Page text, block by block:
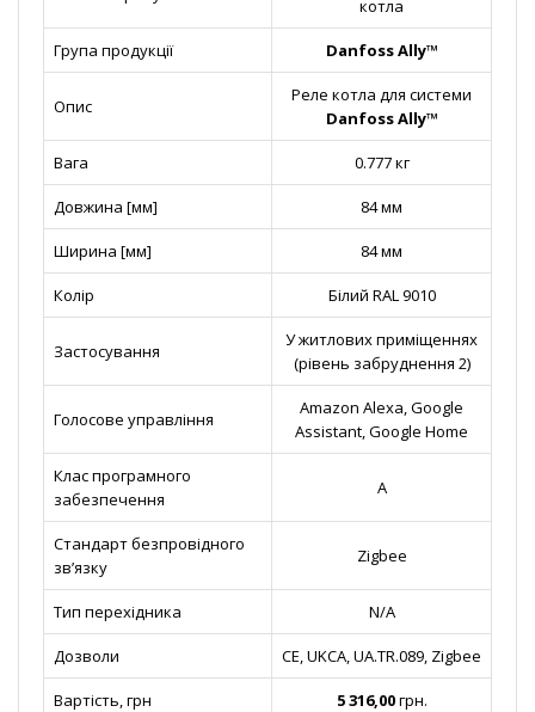
котла
Група продукції Danfoss Ally™
Опис
Реле котла для системи
Danfoss Ally™
Вага 0.777 кг
Довжина [мм] 84 мм
Ширина [мм] 84 мм
Колір Білий RAL 9010
Застосування
У житлових приміщеннях
(рівень забруднення 2)
Голосове управління
Amazon Alexa, Google
Assistant, Google Home
Клас програмного
забезпечення
A
Стандарт безпровідного
зв’язку
Zigbee
Тип перехідника N/A
Дозволи CE, UKCA, UA.TR.089, Zigbee
Вартість, грн 5 316,00грн.